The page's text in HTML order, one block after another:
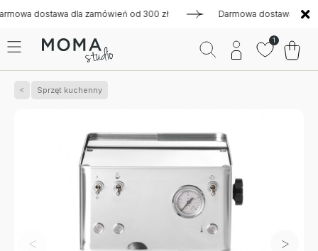
dostawa dla zamówień od 300 zł Darmowa dostawa dla
1
Sprzęt kuchenny